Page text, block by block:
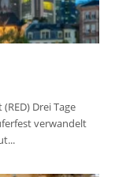
Drei Tage
verwandelt